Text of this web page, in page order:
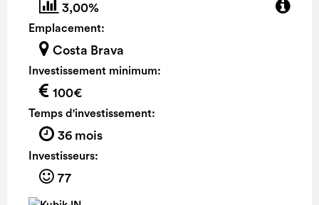
3,00%
Emplacement:
Costa Brava
Investissement minimum:
100€
Temps d'investissement:
36 mois
Investisseurs:
77